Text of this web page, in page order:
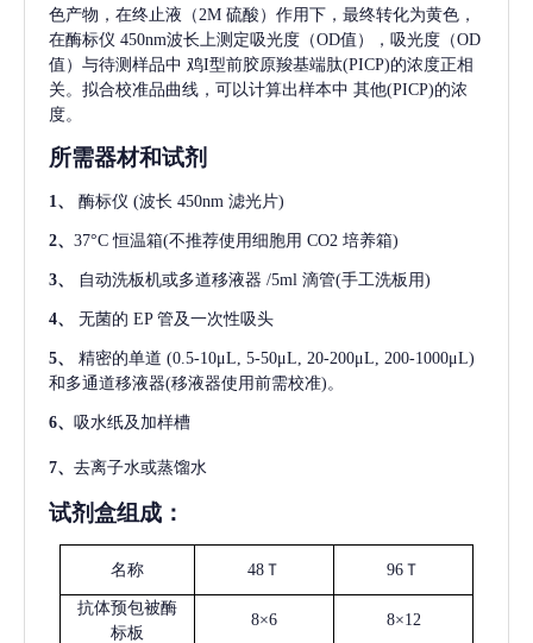
色产物，在终止液（2M 硫酸）作用下，最终转化为黄色，
在酶标仪 450nm波长上测定吸光度（OD值），吸光度（OD
值）与待测样品中 鸡I型前胶原羧基端肽(PICP)的浓度正相
关。拟合校准品曲线，可以计算出样本中 其他(PICP)的浓
度。
所需器材和试剂
1、 酶标仪 (波长 450nm 滤光片)
2、 37°C 恒温箱(不推荐使用细胞用 CO2 培养箱)
3、 自动洗板机或多道移液器 /5ml 滴管(手工洗板用)
4、 无菌的 EP 管及一次性吸头
5、 精密的单道 (0.5-10μL, 5-50μL, 20-200μL, 200-1000μL)
和多通道移液器(移液器使用前需校准)。
6、 吸水纸及加样槽
7、 去离子水或蒸馏水
试剂盒组成：
名称 48Ｔ 96Ｔ
抗体预包被酶
标板
8×6 8×12